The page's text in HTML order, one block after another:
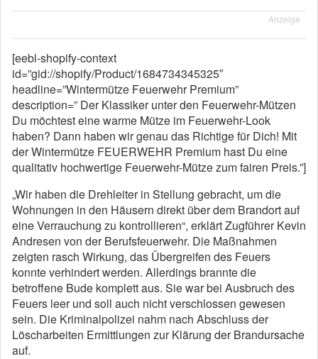
Anzeige
[eebl-shopify-context
id=”gid://shopify/Product/1684734345325″
headline=”Wintermütze Feuerwehr Premium”
description=” Der Klassiker unter den Feuerwehr-Mützen
Du möchtest eine warme Mütze im Feuerwehr-Look
haben? Dann haben wir genau das Richtige für Dich! Mit
der Wintermütze FEUERWEHR Premium hast Du eine
qualitativ hochwertige Feuerwehr-Mütze zum fairen Preis.”]
„Wir haben die Drehleiter in Stellung gebracht, um die
Wohnungen in den Häusern direkt über dem Brandort auf
eine Verrauchung zu kontrollieren“, erklärt Zugführer Kevin
Andresen von der Berufsfeuerwehr. Die Maßnahmen
zeigten rasch Wirkung, das Übergreifen des Feuers
konnte verhindert werden. Allerdings brannte die
betroffene Bude komplett aus. Sie war bei Ausbruch des
Feuers leer und soll auch nicht verschlossen gewesen
sein. Die Kriminalpolizei nahm nach Abschluss der
Löscharbeiten Ermittlungen zur Klärung der Brandursache
auf.